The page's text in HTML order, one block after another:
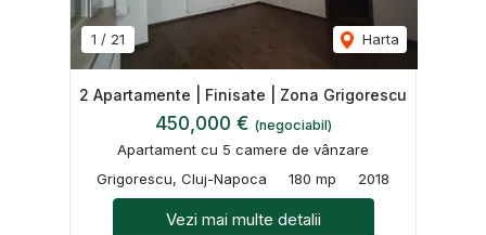
1 / 21 Harta
2 Apartamente | Finisate | Zona Grigorescu
450,000 € (negociabil)
Apartament cu 5 camere de vânzare
Grigorescu, Cluj-Napoca
180 mp 2018
Vezi mai multe detalii